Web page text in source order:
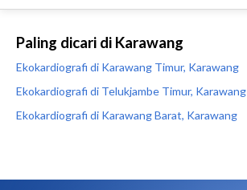
Paling dicari di Karawang
Ekokardiografi di Karawang Timur, Karawang
Ekokardiografi di Telukjambe Timur, Karawang
Ekokardiografi di Karawang Barat, Karawang